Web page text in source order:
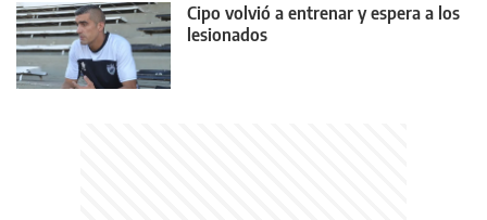
Cipo volvió a entrenar y espera a los
lesionados